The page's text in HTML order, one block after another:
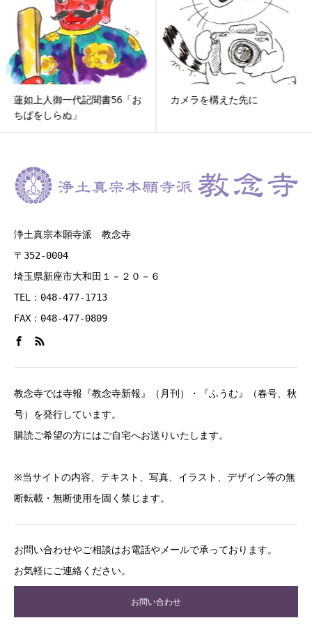
蓮如上人御一代記聞書56「お
ちばをしらぬ」
カメラを構えた先に
浄土真宗本願寺派 教念寺
〒352-0004
埼玉県新座市大和田１－２０－６
TEL：048-477-1713
FAX：048-477-0809
教念寺では寺報『教念寺新報』（月刊）・『ふうむ』（春号、秋
号）を発行しています。
購読ご希望の方にはご自宅へお送りいたします。
※当サイトの内容、テキスト、写真、イラスト、デザイン等の無
断転載・無断使用を固く禁じます。
お問い合わせやご相談はお電話やメールで承っております。
お気軽にご連絡ください。
お問い合わせ